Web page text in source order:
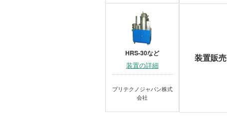
HRS-30など
装置の詳細
プリテクノジャパン株式
会社
装置販売